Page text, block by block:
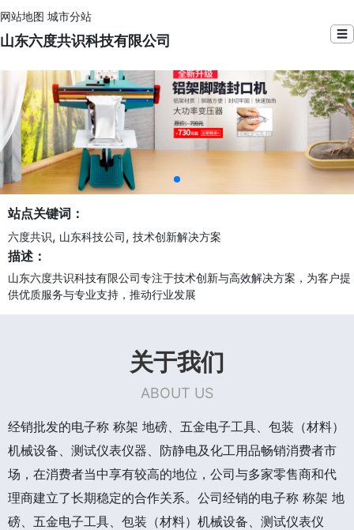
网站地图 城市分站
山东六度共识科技有限公司 ☰
站点关键词：
六度共识, 山东科技公司, 技术创新解决方案
描述：
山东六度共识科技有限公司专注于技术创新与高效解决方案，为客户提
供优质服务与专业支持，推动行业发展
关于我们
ABOUT US
经销批发的电子称 称架 地磅、五金电子工具、包装（材料）
机械设备、测试仪表仪器、防静电及化工用品畅销消费者市
场，在消费者当中享有较高的地位，公司与多家零售商和代
理商建立了长期稳定的合作关系。公司经销的电子称 称架 地
磅、五金电子工具、包装（材料）机械设备、测试仪表仪